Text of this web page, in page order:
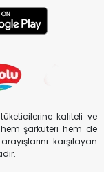
kaliteli ve
şarküteri hem de
karşılayan